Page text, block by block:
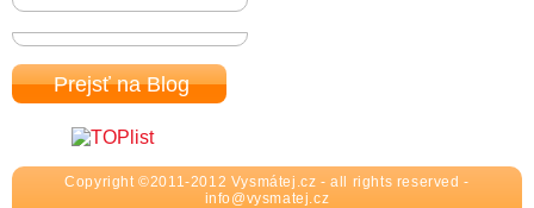
Prejsť na Blog
Copyright ©2011-2012 Vysmátej.cz - all rights reserved -
info@vysmatej.cz